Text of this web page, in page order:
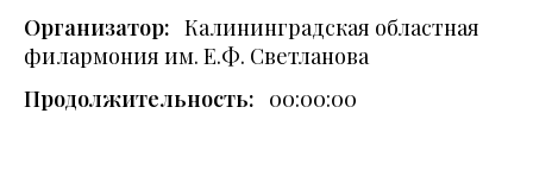
Организатор: Калининградская областная
филармония им. Е.Ф. Светланова
Продолжительность: 00:00:00